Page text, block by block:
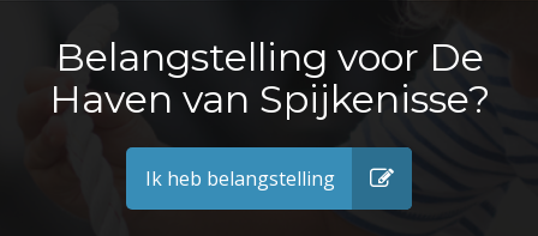
Belangstelling voor De
Haven van Spijkenisse?
Ik heb belangstelling